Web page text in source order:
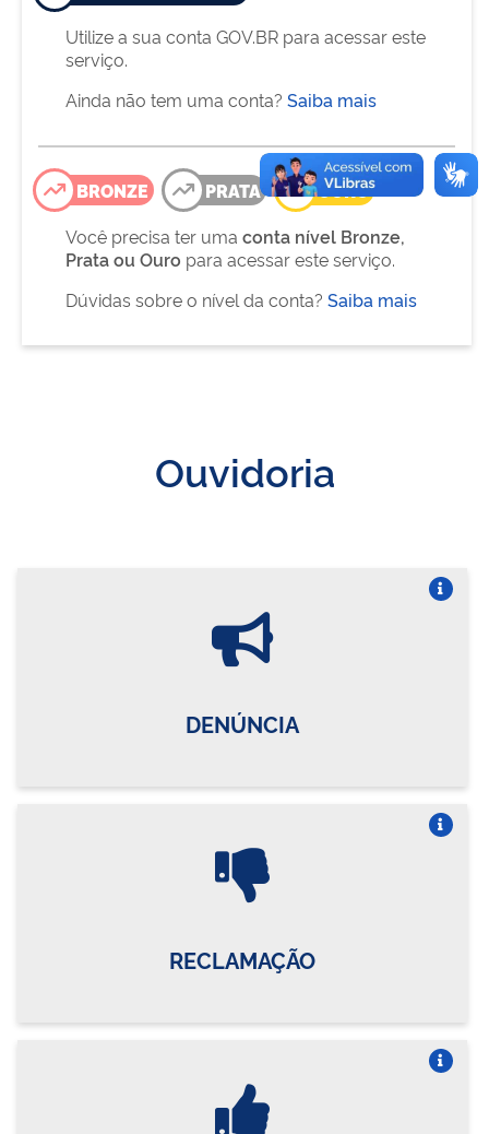
Utilize a sua conta GOV.BR para acessar este
serviço.
Ainda não tem uma conta? Saiba mais
BRONZE PRATA
OURO
Você precisa ter uma conta nível Bronze,
Prata ou Ouro para acessar este serviço.
Dúvidas sobre o nível da conta? Saiba mais
Ouvidoria
DENÚNCIA
RECLAMAÇÃO